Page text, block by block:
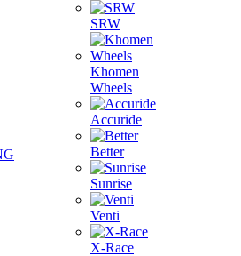
SRW
Khomen
Wheels
Accuride
Better
Sunrise
Venti
X-Race